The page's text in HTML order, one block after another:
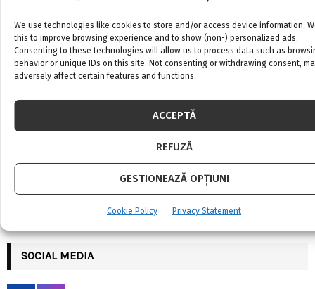
We use technologies like cookies to store and/or access device information.
this to improve browsing experience and to show (non-) personalized ads.
Consenting to these technologies will allow us to process data such as
behavior or unique IDs on this site. Not consenting or withdrawing consent,
adversely affect certain features and functions.
ACCEPTĂ
REFUZĂ
GESTIONEAZĂ OPȚIUNI
Cookie Policy Privacy Statement
Al doilea magazin Miele din București, Miele
Point Dorobanți, a înregistrat vânzări de
400.000 de euro, în primul an de la deschidere
r
h
f
S
SOCIAL MEDIA